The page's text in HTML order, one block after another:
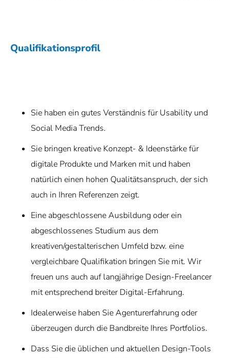
Qualifikationsprofil
Sie haben ein gutes Verständnis für Usability und
Social Media Trends.
Sie bringen kreative Konzept- & Ideenstärke für
digitale Produkte und Marken mit und haben
natürlich einen hohen Qualitätsanspruch, der sich
auch in Ihren Referenzen zeigt.
Eine abgeschlossene Ausbildung oder ein
abgeschlossenes Studium aus dem
kreativen/gestalterischen Umfeld bzw. eine
vergleichbare Qualifikation bringen Sie mit. Wir
freuen uns auch auf langjährige Design-Freelancer
mit entsprechend breiter Digital-Erfahrung.
Idealerweise haben Sie Agenturerfahrung oder
überzeugen durch die Bandbreite Ihres Portfolios.
Dass Sie die üblichen und aktuellen Design-Tools